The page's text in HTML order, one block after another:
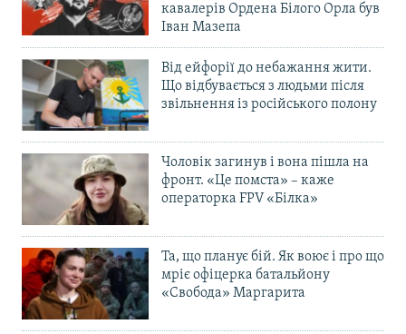
кавалерів Ордена Білого Орла був
Іван Мазепа
Від ейфорії до небажання жити.
Що відбувається з людьми після
звільнення із російського полону
Чоловік загинув і вона пішла на
фронт. «Це помста» – каже
операторка FPV «Білка»
Та, що планує бій. Як воює і про що
мріє офіцерка батальйону
«Свобода» Маргарита